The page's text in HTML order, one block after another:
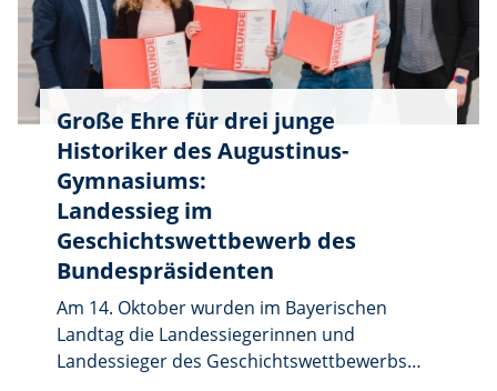
Große Ehre für drei junge
Historiker des Augustinus-
Gymnasiums:
Landessieg im
Geschichtswettbewerb des
Bundespräsidenten
Am 14. Oktober wurden im Bayerischen
Landtag die Landessiegerinnen und
Landessieger des Geschichtswettbewerbs